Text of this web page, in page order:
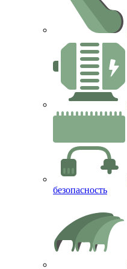
безопасность